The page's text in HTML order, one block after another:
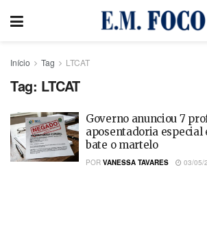
Início Tag LTCAT
Tag: LTCAT
Governo anunciou 7
aposentadoria especial
bate o martelo
POR VANESSA TAVARES 03/05/